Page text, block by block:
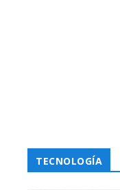
TECNOLOGÍA